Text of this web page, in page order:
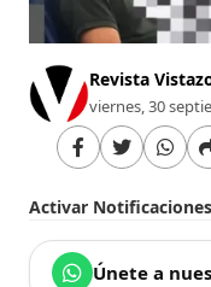
Revista
viernes, 30
Activar Notificaciones
Únete a